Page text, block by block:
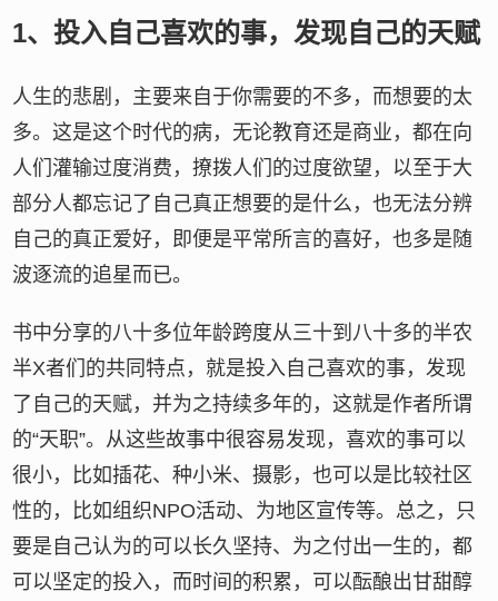
1、投入自己喜欢的事，发现自己的天赋
人生的悲剧，主要来自于你需要的不多，而想要的太
多。这是这个时代的病，无论教育还是商业，都在向
人们灌输过度消费，撩拨人们的过度欲望，以至于大
部分人都忘记了自己真正想要的是什么，也无法分辨
自己的真正爱好，即便是平常所言的喜好，也多是随
波逐流的追星而已。
书中分享的八十多位年龄跨度从三十到八十多的半农
半X者们的共同特点，就是投入自己喜欢的事，发现
了自己的天赋，并为之持续多年的，这就是作者所谓
的“天职”。从这些故事中很容易发现，喜欢的事可以
很小，比如插花、种小米、摄影，也可以是比较社区
性的，比如组织NPO活动、为地区宣传等。总之，只
要是自己认为的可以长久坚持、为之付出一生的，都
可以坚定的投入，而时间的积累，可以酝酿出甘甜醇